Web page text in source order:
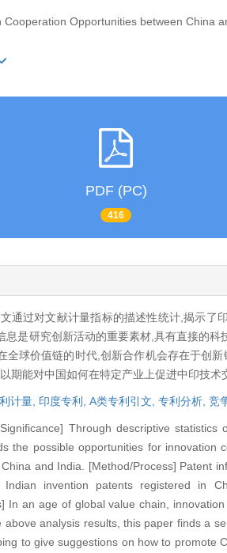
Cooperation Opportunities between China
PDF (PC)
416
通过对文献计量指标的描述性统计,揭示了
息是研究创新活动的重要素材,具有直接的
全球价值链的时代,创新合作机会存在于创
期能对中国如何在特定产业上促进中印技
计量, 印度专利, A类专利引文, 专利分析, 竞
Through descriptive
the possible opportunities for
and India. [Method/Process] Patent
Indian invention patents registered in
In an age of global value chain,
above analysis results, this paper finds a
to give suggestions on how to promote